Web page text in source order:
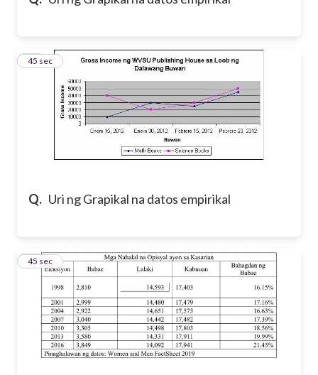
Q. Uri ng Grapikal na datos empirikal
46
45 sec
47
45 sec